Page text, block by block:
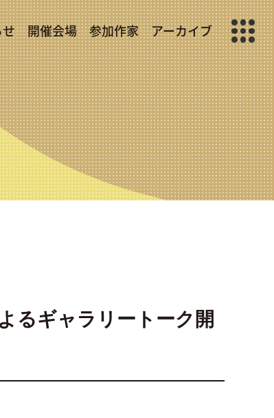
開催会場 参加作家 アーカイブ
るギャラリートーク開